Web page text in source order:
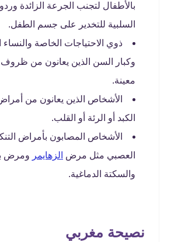
بالأطفال لتجنب الجرعة الزائدة
السلبية للتخدير على جسم الطفل.
ذوي الاحتياجات الخاصة والنساء
وكبار السن الذين يعانون من
معينة.
الأشخاص الذين يعانون من
الكبد أو الرئة أو القلب.
الأشخاص المصابون بأمراض
العصبي مثل مرض الزهايمر ومرض
والسكتة الدماغية.
نصيحة مغربي